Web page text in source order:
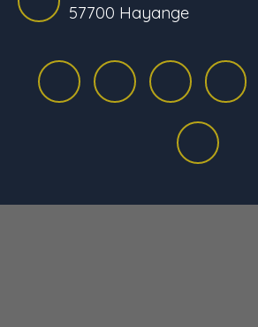
57700 Hayange